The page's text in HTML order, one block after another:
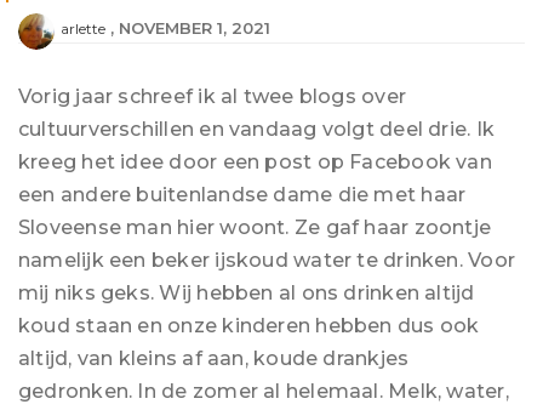
arlette NOVEMBER 1, 2021
Vorig jaar schreef ik al twee blogs over
cultuurverschillen en vandaag volgt deel drie. Ik
kreeg het idee door een post op Facebook van
een andere buitenlandse dame die met haar
Sloveense man hier woont. Ze gaf haar zoontje
namelijk een beker ijskoud water te drinken. Voor
mij niks geks. Wij hebben al ons drinken altijd
koud staan en onze kinderen hebben dus ook
altijd, van kleins af aan, koude drankjes
gedronken. In de zomer al helemaal. Melk, water,